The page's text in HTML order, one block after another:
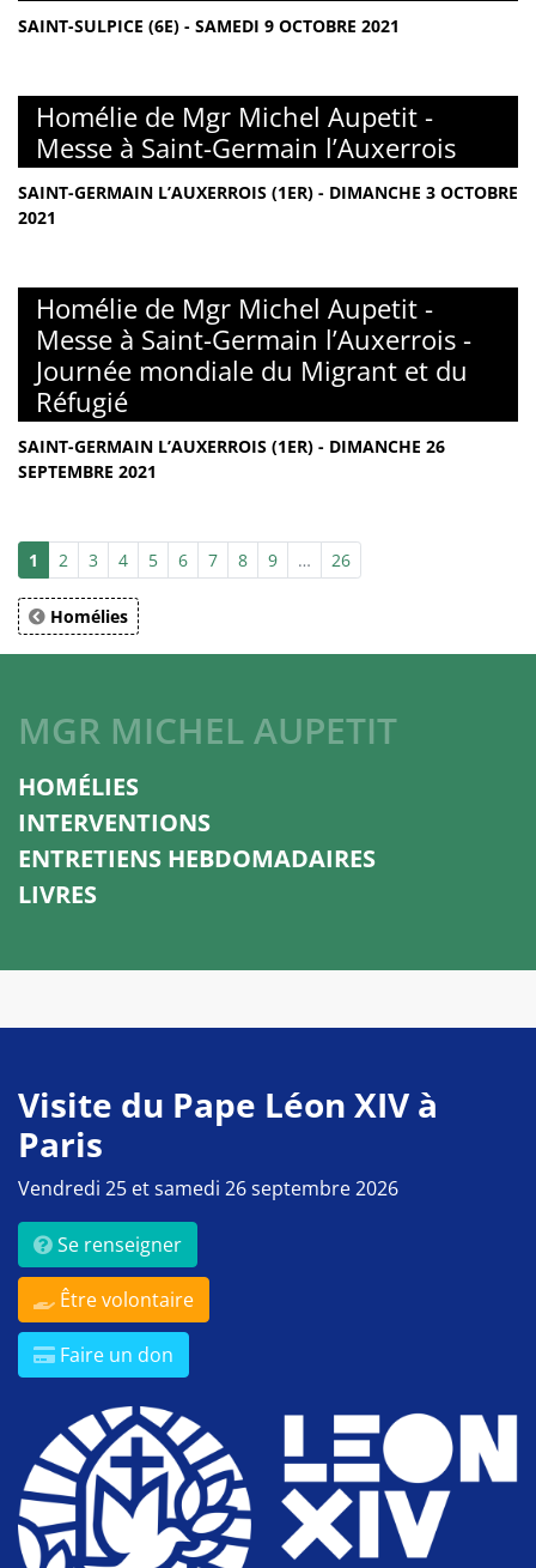
SAINT-SULPICE (6E) - SAMEDI 9 OCTOBRE 2021
Homélie de Mgr Michel Aupetit -
Messe à Saint-Germain l’Auxerrois
SAINT-GERMAIN L’AUXERROIS (1ER) - DIMANCHE 3 OCTOBRE
2021
Homélie de Mgr Michel Aupetit -
Messe à Saint-Germain l’Auxerrois -
Journée mondiale du Migrant et du
Réfugié
SAINT-GERMAIN L’AUXERROIS (1ER) - DIMANCHE 26
SEPTEMBRE 2021
1 2 3 4 5 6 7 8 9 … 26
Homélies
MGR MICHEL AUPETIT
HOMÉLIES
INTERVENTIONS
ENTRETIENS HEBDOMADAIRES
LIVRES
Visite du Pape Léon XIV à
Paris
Vendredi 25 et samedi 26 septembre 2026
Se renseigner
Être volontaire
Faire un don